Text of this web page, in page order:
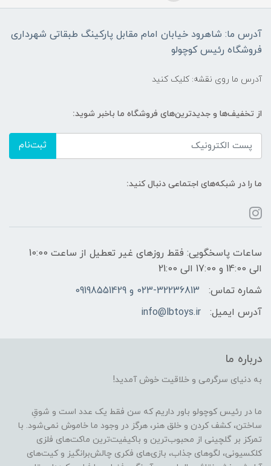
آدرس ما: شاهرود خیابان امام مقابل پارکینگ طبقاتی شهرداری
فروشگاه رئیس کوچولو
آدرس ما روی نقشه: کلیک کنید
از تخفیف‌ها و جدیدترین‌های فروشگاه ما باخبر شوید:
ثبت‌نام
ما را در شبکه‌های اجتماعی دنبال کنید:
ساعات پاسخگویی: فقط روزهای غیر تعطیل از ساعت 10:00
الی 14:00 و 17:00 الی 21:00
شماره تماس:
023-32236813 و 09198551429
آدرس ایمیل:
info@lbtoys.ir
درباره ما
به دنیای سرگرمی و خلاقیت خوش آمدید!
ما در رئیس کوچولو باور داریم که سن فقط یک عدد است و شوقِ
ساختن، کشف کردن و خلق هنر، هرگز در وجود ما خاموش نمی‌شود. با
تمرکز بر گلچینی از محبوب‌ترین و باکیفیت‌ترین ماکت‌های فلزی
کلکسیونی، لگوهای جذاب، بازی‌های فکری چالش‌برانگیز و کیت‌های